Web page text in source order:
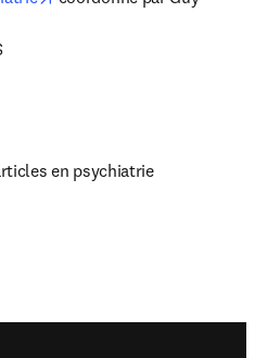
en psychiatrie